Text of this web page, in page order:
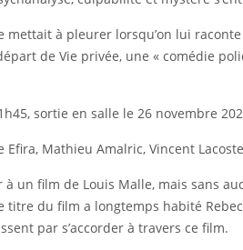
à pleurer lorsqu’on lui
de Vie privée, une « comédie
sortie en salle le 26 novembre
Efira, Mathieu Amalric, Vincent
un film de Louis Malle, mais sans
titre du film a longtemps habité
par s’accorder à travers ce film.